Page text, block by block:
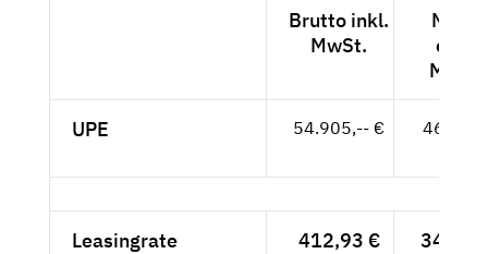
Brutto inkl.
MwSt.
Netto
exkl.
MwSt.
UPE 54.905,-- €
Leasingrate 412,93 € 347,--